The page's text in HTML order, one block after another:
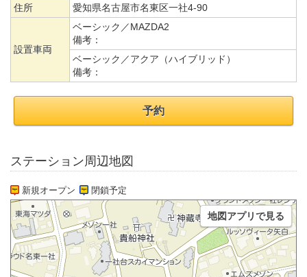
住所 愛知県名古屋市名東区一社4-90
設置車両
ベーシック／MAZDA2
備考：
ベーシック／アクア（ハイブリッド）
備考：
予約
ステーション周辺地図
新規オープン 閉鎖予定
地図アプリで見る